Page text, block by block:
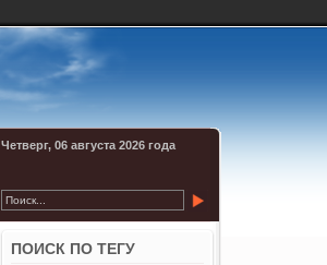
Четверг, 06 августа 2026 года
ПОИСК ПО ТЕГУ